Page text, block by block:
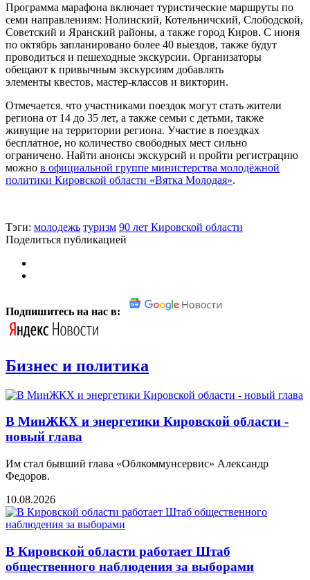
Программа марафона включает туристические маршруты по
семи направлениям: Нолинский, Котельничский, Слободской,
Советский и Яранский районы, а также город Киров. С июня
по октябрь запланировано более 40 выездов, также будут
проводиться и пешеходные экскурсии. Организаторы
обещают к привычным экскурсиям добавлять
элементы квестов, мастер-классов и викторин.
Отмечается. что участниками поездок могут стать жители
региона от 14 до 35 лет, а также семьи с детьми, также
живущие на территории региона. Участие в поездках
бесплатное, но количество свободных мест сильно
ограничено. Найти анонсы экскурсий и пройти регистрацию
можно в официальной группе министерства молодёжной
политики Кировской области «Вятка Молодая».
Тэги: молодежь туризм 90 лет Кировской области
Поделиться публикацией
Подпишитесь на нас в:
Бизнес и политика
В МинЖКХ и энергетики Кировской области -
новый глава
Им стал бывший глава «Облкоммунсервис» Александр
Федоров.
10.08.2026
В Кировской области работает Штаб
общественного наблюдения за выборами